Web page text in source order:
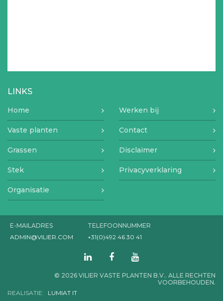
LINKS
Home
Vaste planten
Grassen
Stek
Organisatie
Werken bij
Contact
Disclaimer
Privacyverklaring
E-MAILADRES
ADMIN@VILIER.COM
TELEFOONNUMMER
+31(0)492 46 30 41
© 2026 VILIER VASTE PLANTEN B.V.. ALLE RECHTEN
VOORBEHOUDEN.
REALISATIE:
LUMIAT IT